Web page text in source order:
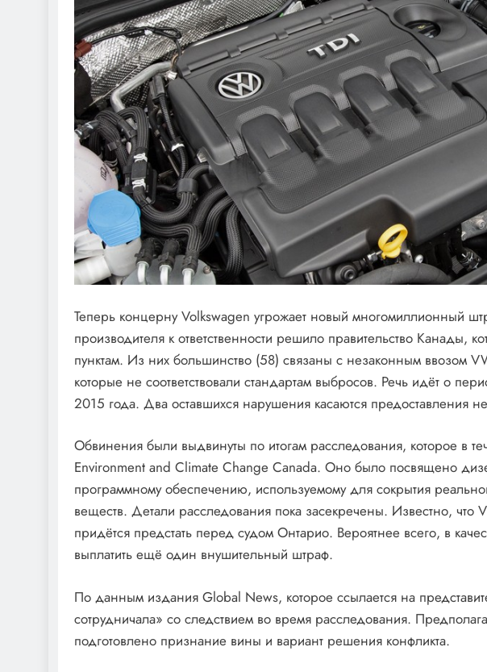
Теперь концерну Volkswagen угрожает новый многомиллионный
производителя к ответственности решило правительство Канады,
пунктам. Из них большинство (58) связаны с незаконным ввозом
которые не соответствовали стандартам выбросов. Речь идёт о
2015 года. Два оставшихся нарушения касаются предоставления
Обвинения были выдвинуты по итогам расследования, которое в
Environment and Climate Change Canada. Оно было посвящено
программному обеспечению, используемому для сокрытия
веществ. Детали расследования пока засекречены. Известно, что
придётся предстать перед судом Онтарио. Вероятнее всего, в
выплатить ещё один внушительный штраф.
По данным издания Global News, которое ссылается на
сотрудничала» со следствием во время расследования.
подготовлено признание вины и вариант решения конфликта.